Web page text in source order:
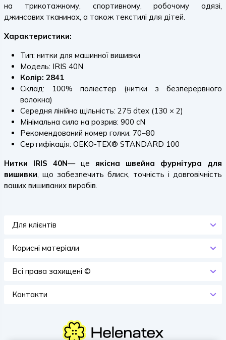
на трикотажному, спортивному, робочому одязі,
джинсових тканинах, а також текстилі для дітей.
Характеристики:
Тип: нитки для машинної вишивки
Модель: IRIS 40N
Колір: 2841
Склад: 100% поліестер (нитки з безперервного
волокна)
Середня лінійна щільність: 275 dtex (130 × 2)
Мінімальна сила на розрив: 900 cN
Рекомендований номер голки: 70–80
Сертифікація: OEKO-TEX® STANDARD 100
Нитки IRIS 40N— це якісна швейна фурнітура для
вишивки, що забезпечить блиск, точність і довговічність
ваших вишиваних виробів.
Для клієнтів
Корисні матеріали
Всi права захищенi ©
Контакти